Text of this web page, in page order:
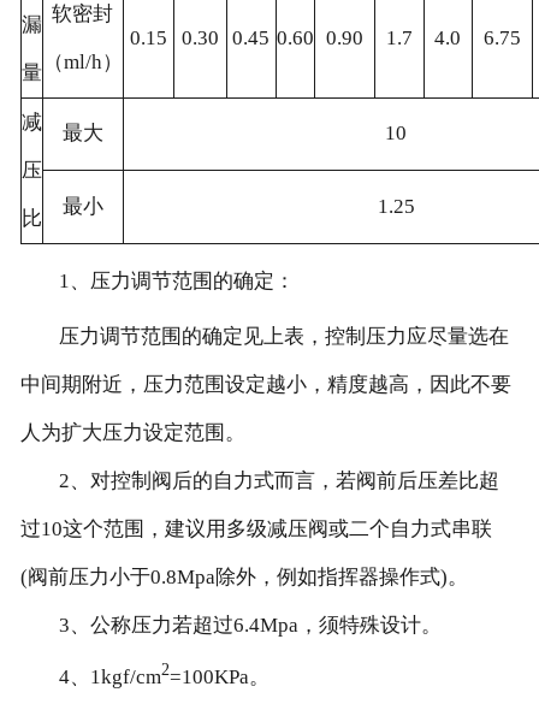
漏
量
软密封
（ml/h）
0.15 0.30 0.45 0.60 0.90 1.7 4.0 6.75
减
压
比
最大 10
最小 1.25
1、压力调节范围的确定：
压力调节范围的确定见上表，控制压力应尽量选在
中间期附近，压力范围设定越小，精度越高，因此不要
人为扩大压力设定范围。
2、对控制阀后的自力式而言，若阀前后压差比超
过10这个范围，建议用多级减压阀或二个自力式串联
(阀前压力小于0.8Mpa除外，例如指挥器操作式)。
3、公称压力若超过6.4Mpa，须特殊设计。
4、1kgf/cm2=100KPa。